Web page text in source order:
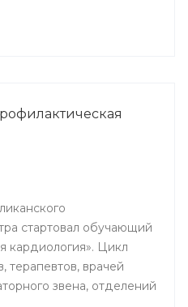
стартовал обучающий
кардиология». Цикл
терапевтов, врачей
звена, отделений